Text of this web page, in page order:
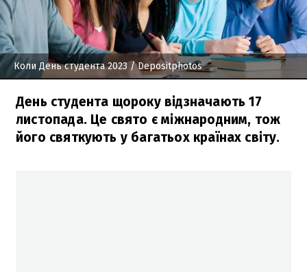
Коли День студента 2023 / Depositphotos
День студента щороку відзначають 17
листопада. Це свято є міжнародним, тож
його святкують у багатьох країнах світу.